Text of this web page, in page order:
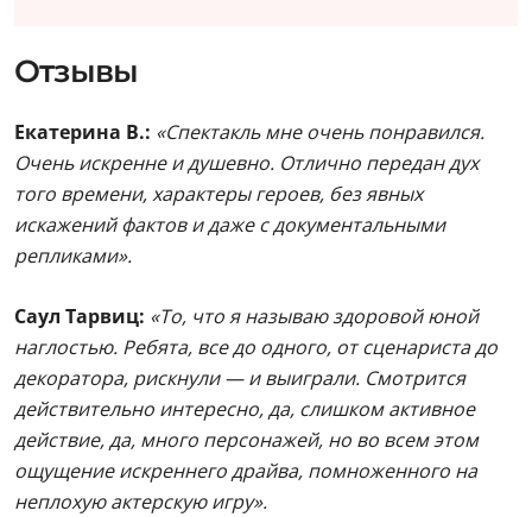
Отзывы
Екатерина В.: «Спектакль мне очень понравился.
Очень искренне и душевно. Отлично передан дух
того времени, характеры героев, без явных
искажений фактов и даже с документальными
репликами».
Саул Тарвиц: «То, что я называю здоровой юной
наглостью. Ребята, все до одного, от сценариста до
декоратора, рискнули — и выиграли. Смотрится
действительно интересно, да, слишком активное
действие, да, много персонажей, но во всем этом
ощущение искреннего драйва, помноженного на
неплохую актерскую игру».